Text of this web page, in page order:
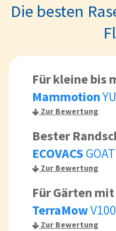
Die besten
Für kleine bis
Mammotion
Zur Bewertung
Bester
ECOVACS
Zur Bewertung
Für Gärten
TerraMow
Zur Bewertung